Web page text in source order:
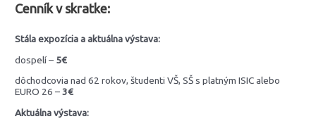
Cenník v skratke:
Stála expozícia a aktuálna výstava:
dospelí – 5€
dôchodcovia nad 62 rokov, študenti VŠ, SŠ s platným ISIC alebo
EURO 26 –3€
Aktuálna výstava: